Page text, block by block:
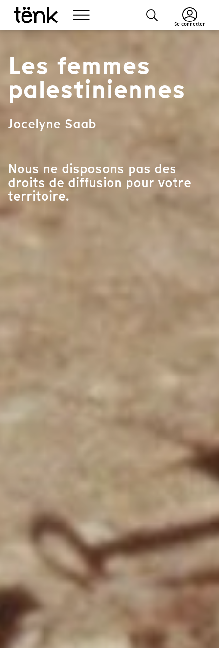
Se connecter
Les femmes
palestiniennes
Jocelyne Saab
Nous ne disposons pas des
droits de diffusion pour votre
territoire.